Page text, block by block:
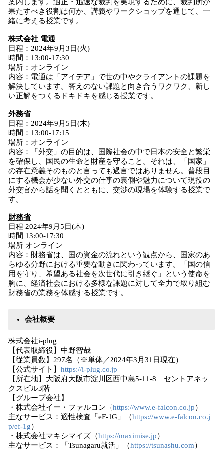
案内します。適正・迅速な裁判を実現するために、裁判所が
果たすべき役割は何か、講義やワークショップを通じて、一
緒に考える授業です。
株式会社 電通
日程：2024年9月3日(火)
時間：13:00-17:30
場所：オンライン
内容：電通は「アイデア」で世の中やクライアントの課題を
解決しています。答えのない課題と向き合うワクワク、新し
い正解をつくるドキドキを感じる授業です。
外務省
日程：2024年9月5日(木)
時間：13:00-17:15
場所：オンライン
内容：「外交」の目的は、国際社会の中で日本の安全と繁栄
を確保し、国民の生命と財産を守ること。それは、「国家」
の存在意義そのものと言っても過言ではありません。普段目
にする機会が少ない外交の仕事の裏側や魅力について現役の
外交官から話を聞くとともに、交渉の現場を体験する授業で
す。
財務省
日程 2024年9月5日(木)
時間 13:00-17:30
場所 オンライン
内容：財務省は、国の資金の流れという観点から、国家のあ
らゆる分野における重要な動きに関わっています。「国の信
用を守り、希望ある社会を次世代に引き継ぐ」という使命を
胸に、経済社会における多様な課題に対して全力で取り組む
財務省の業務を体感する授業です。
会社概要
株式会社i-plug
【代表取締役】中野智哉
【従業員数】297名（※単体／2024年3月31日現在）
【公式サイト】 https://i-plug.co.jp
【所在地】大阪府大阪市淀川区西中島5-11-8 セントアネッ
クスビル3階
【グループ会社】
・株式会社イー・ファルコン（https://www.e-falcon.co.jp）
主なサービス：適性検査「eF-1G」（https://www.e-falcon.co.j
p/ef-1g）
・株式会社マキシマイズ（https://maximise.jp）
主なサービス：「Tsunagaru就活」（https://tsunashu.com）